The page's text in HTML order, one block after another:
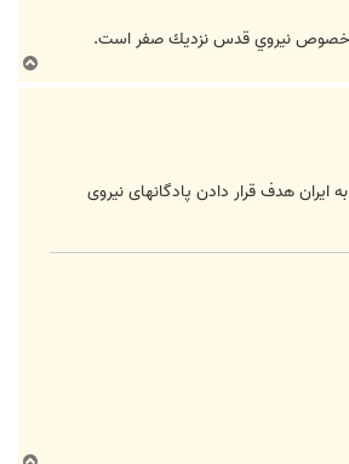
در خصوص نيروي قدس نزديك صفر است.
ا
هدف قرار دادن پادگانهای نیروی